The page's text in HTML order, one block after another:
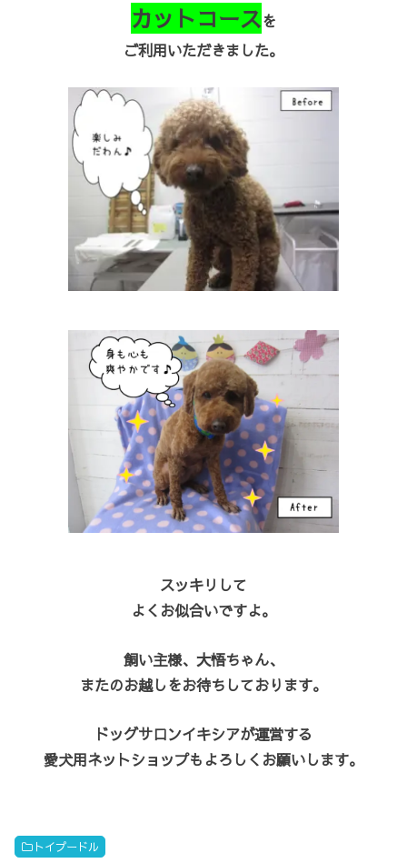
カットコースを
ご利用いただきました。
スッキリして
よくお似合いですよ。
飼い主様、大悟ちゃん、
またのお越しをお待ちしております。
ドッグサロンイキシアが運営する
愛犬用ネットショップもよろしくお願いします。
トイプードル